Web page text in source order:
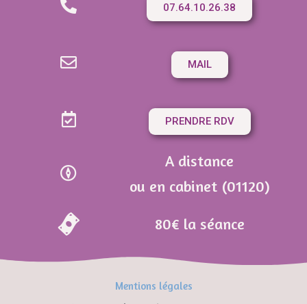
07.64.10.26.38
MAIL
PRENDRE RDV
A distance
ou en cabinet (01120)
80€ la séance
Mentions légales